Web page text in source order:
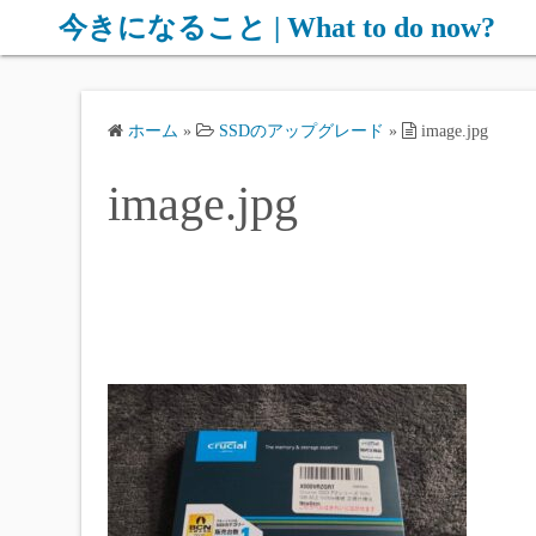
今きになること | What to do now?
ホーム » SSDのアップグレード » image.jpg
image.jpg